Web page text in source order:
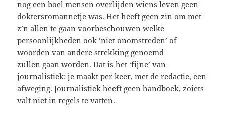
nog een boel mensen overlijden wiens leven geen
doktersromannetje was. Het heeft geen zin om met
z’n allen te gaan voorbeschouwen welke
persoonlijkheden ook ‘niet onomstreden’ of
woorden van andere strekking genoemd
zullen gaan worden. Dat is het ‘fijne’ van
journalistiek: je maakt per keer, met de redactie, een
afweging. Journalistiek heeft geen handboek, zoiets
valt niet in regels te vatten.